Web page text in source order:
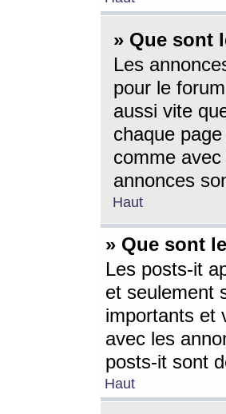
» Que sont
Les
pour le
aussi vite
chaque
comme
annonces
Haut
» Que sont
Les posts-it
et seulement
importants et
avec les
posts-it sont
Haut